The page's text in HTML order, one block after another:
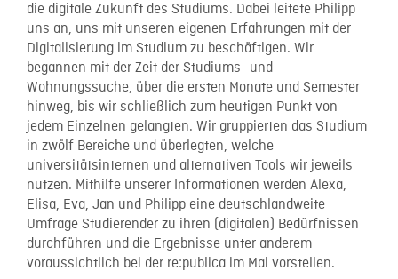
die digitale Zukunft des Studiums. Dabei leitete Philipp
uns an, uns mit unseren eigenen Erfahrungen mit der
Digitalisierung im Studium zu beschäftigen. Wir
begannen mit der Zeit der Studiums- und
Wohnungssuche, über die ersten Monate und Semester
hinweg, bis wir schließlich zum heutigen Punkt von
jedem Einzelnen gelangten. Wir gruppierten das Studium
in zwölf Bereiche und überlegten, welche
universitätsinternen und alternativen Tools wir jeweils
nutzen. Mithilfe unserer Informationen werden Alexa,
Elisa, Eva, Jan und Philipp eine deutschlandweite
Umfrage Studierender zu ihren (digitalen) Bedürfnissen
durchführen und die Ergebnisse unter anderem
voraussichtlich bei der re:publica im Mai vorstellen.